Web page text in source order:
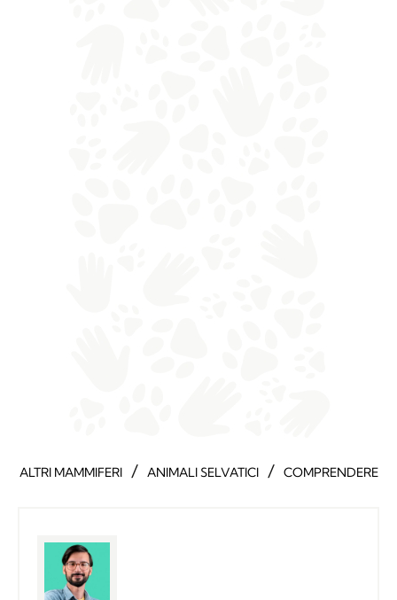
ALTRI MAMMIFERI / ANIMALI SELVATICI / COMPRENDERE